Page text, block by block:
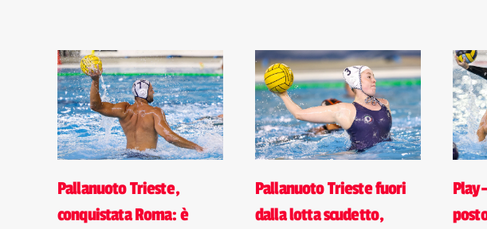
Pallanuoto Trieste,
conquistata Roma: è
Pallanuoto Trieste fuori
dalla lotta scudetto,